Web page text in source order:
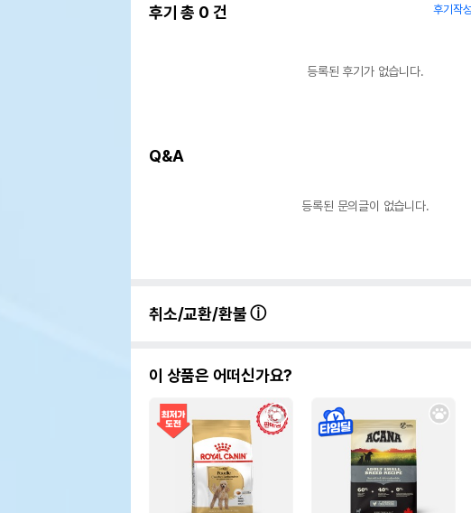
후기 총 0 건 후기작
등록된 후기가 없습니다.
Q&A
등록된 문의글이 없습니다.
취소/교환/환불
이 상품은 어떠신가요?